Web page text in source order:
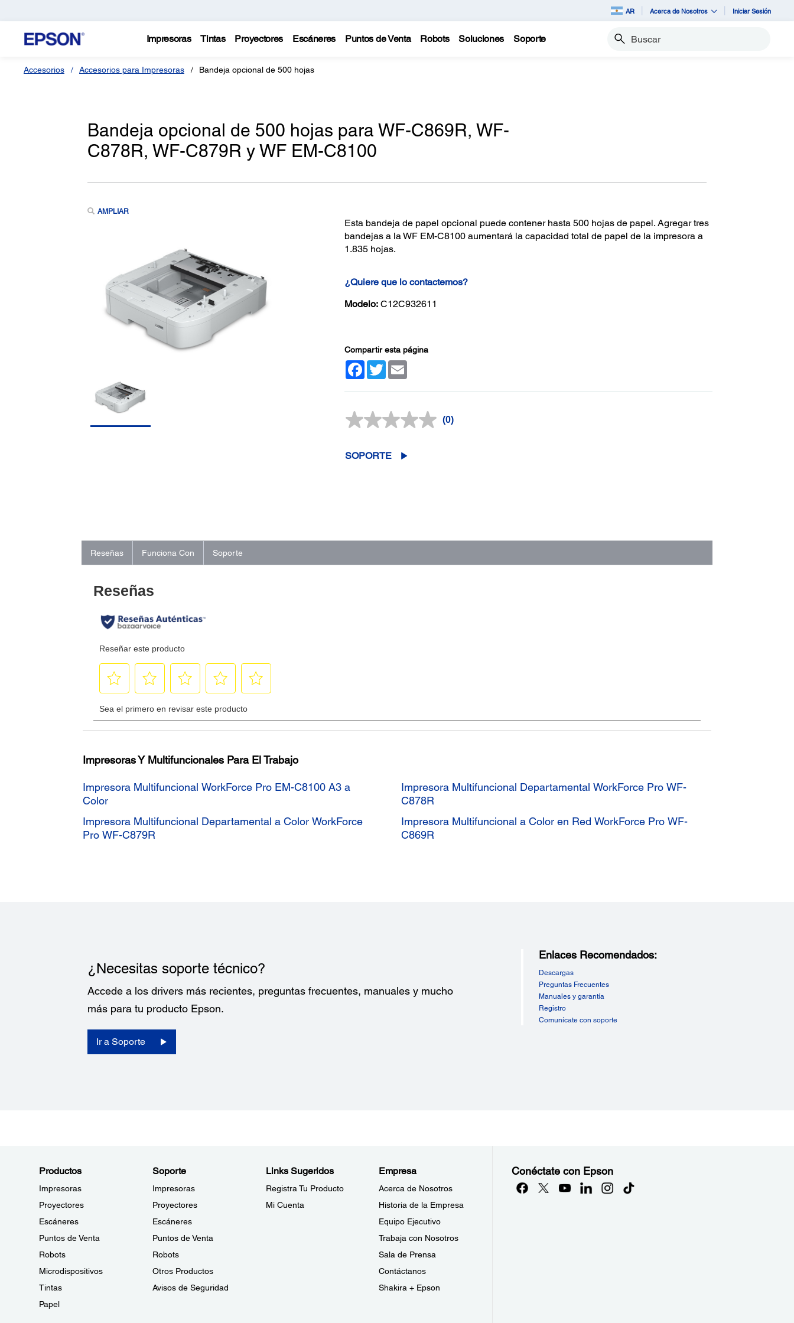
AR Acerca de Nosotros Iniciar Sesión
Impresoras Tintas Proyectores Escáneres Puntos de Venta Robots Soluciones Soporte Buscar
Accesorios Accesorios para Impresoras Bandeja opcional de 500 hojas
Bandeja opcional de 500 hojas para WF-C869R, WF-
C878R, WF-C879R y WF EM-C8100
AMPLIAR
Esta bandeja de papel opcional puede contener hasta 500 hojas de papel. Agregar tres
bandejas a la WF EM-C8100 aumentará la capacidad total de papel de la impresora a
1.835 hojas.
¿Quiere que lo contactemos?
Modelo: C12C932611
Compartir esta página
Facebook
TwitterEmail
Sin
(0)
SOPORTE
Reseñas Funciona Con Soporte
Impresoras Y Multifuncionales Para El Trabajo
Impresora Multifuncional WorkForce Pro EM-C8100 A3 a
Color
Impresora Multifuncional Departamental a Color WorkForce
Pro WF-C879R
Impresora Multifuncional Departamental WorkForce Pro WF-
C878R
Impresora Multifuncional a Color en Red WorkForce Pro WF-
C869R
¿Necesitas soporte técnico?
Accede a los drivers más recientes, preguntas frecuentes, manuales y mucho
más para tu producto Epson.
Ir a Soporte
Enlaces Recomendados:
Descargas
Preguntas Frecuentes
Manuales y garantía
Registro
Comunícate con soporte
Productos
Impresoras
Proyectores
Escáneres
Puntos de Venta
Robots
Microdispositivos
Tintas
Papel
Soporte
Impresoras
Proyectores
Escáneres
Puntos de Venta
Robots
Otros Productos
Avisos de Seguridad
Links Sugeridos
Registra Tu Producto
Mi Cuenta
Empresa
Acerca de Nosotros
Historia de la Empresa
Equipo Ejecutivo
Trabaja con Nosotros
Sala de Prensa
Contáctanos
Shakira + Epson
Conéctate con Epson